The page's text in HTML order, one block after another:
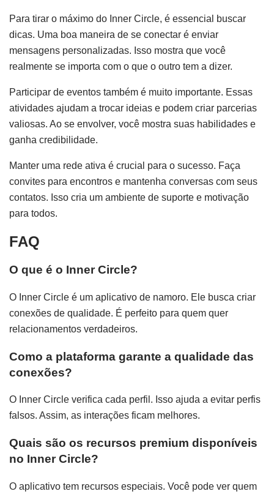
Para tirar o máximo do Inner Circle, é essencial buscar
dicas. Uma boa maneira de se conectar é enviar
mensagens personalizadas. Isso mostra que você
realmente se importa com o que o outro tem a dizer.
Participar de eventos também é muito importante. Essas
atividades ajudam a trocar ideias e podem criar parcerias
valiosas. Ao se envolver, você mostra suas habilidades e
ganha credibilidade.
Manter uma rede ativa é crucial para o sucesso. Faça
convites para encontros e mantenha conversas com seus
contatos. Isso cria um ambiente de suporte e motivação
para todos.
FAQ
O que é o Inner Circle?
O Inner Circle é um aplicativo de namoro. Ele busca criar
conexões de qualidade. É perfeito para quem quer
relacionamentos verdadeiros.
Como a plataforma garante a qualidade das
conexões?
O Inner Circle verifica cada perfil. Isso ajuda a evitar perfis
falsos. Assim, as interações ficam melhores.
Quais são os recursos premium disponíveis
no Inner Circle?
O aplicativo tem recursos especiais. Você pode ver quem